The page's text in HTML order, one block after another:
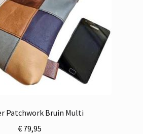
Patchwork Bruin Multi
€79,95